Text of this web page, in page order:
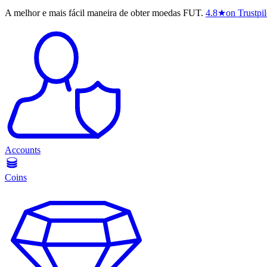
A melhor e mais fácil maneira de obter moedas FUT. 4.8★on
Accounts
Coins